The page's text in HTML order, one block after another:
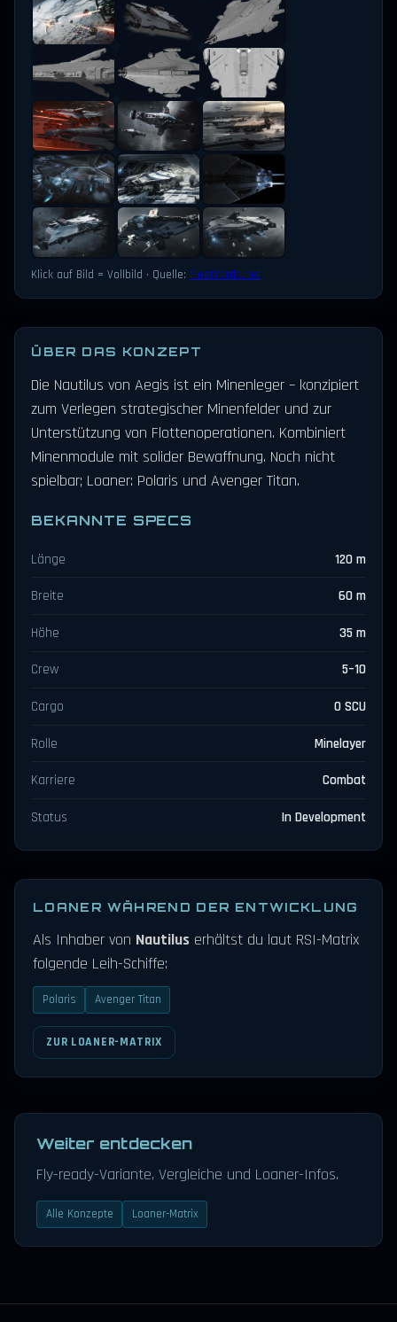
Klick auf Bild = Vollbild · Quelle: FleetYards.net
ÜBER DAS KONZEPT
Die Nautilus von Aegis ist ein Minenleger – konzipiert
zum Verlegen strategischer Minenfelder und zur
Unterstützung von Flottenoperationen. Kombiniert
Minenmodule mit solider Bewaffnung. Noch nicht
spielbar; Loaner: Polaris und Avenger Titan.
BEKANNTE SPECS
Länge 120 m
Breite 60 m
Höhe 35 m
Crew 5–10
Cargo 0 SCU
Rolle Minelayer
Karriere Combat
Status In Development
LOANER WÄHREND DER ENTWICKLUNG
Als Inhaber von Nautilus erhältst du laut RSI-Matrix
folgende Leih-Schiffe:
Polaris Avenger Titan
ZUR LOANER-MATRIX
Weiter entdecken
Fly-ready-Variante, Vergleiche und Loaner-Infos.
Alle Konzepte Loaner-Matrix